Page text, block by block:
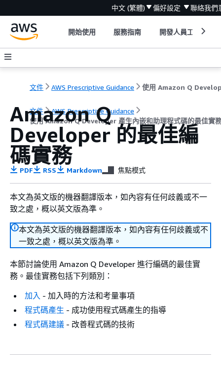
中文 (繁體) 偏好設定 聯絡我們
開始使用 服務指南 開發人員工具
文件 AWS Prescriptive Guidance
文件
AWS Prescriptive Guidance
使用 Amazon Q Developer 產生內嵌和助理程式碼的最佳實
Amazon Q
Developer 的最佳編
碼實務
PDF RSS Markdown 焦點模式
本文為英文版的機器翻譯版本，如內容有任何歧義或不一
致之處，概以英文版為準。
本文為英文版的機器翻譯版本，如內容有任何歧義或不
一致之處，概以英文版為準。
本節討論使用 Amazon Q Developer 進行編碼的最佳實
務。最佳實務包括下列類別：
加入 - 加入時的方法和考量事項
程式碼產生 - 成功使用程式碼產生的指導
程式碼建議 - 改善程式碼的技術